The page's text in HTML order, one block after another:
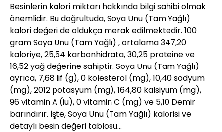
Besinlerin kalori miktarı hakkında bilgi sahibi olmak
önemlidir. Bu doğrultuda, Soya Unu (Tam Yağlı)
kalori değeri de oldukça merak edilmektedir. 100
gram Soya Unu (Tam Yağlı) , ortalama 347,20
kaloriye, 25,54 karbonhidrata, 30,25 proteine ve
16,52 yağ değerine sahiptir. Soya Unu (Tam Yağlı)
ayrıca, 7,68 lif (g), 0 kolesterol (mg), 10,40 sodyum
(mg), 2012 potasyum (mg), 164,80 kalsiyum (mg),
96 vitamin A (iu), 0 vitamin C (mg) ve 5,10 Demir
barındırır. İşte, Soya Unu (Tam Yağlı) kalorisi ve
detaylı besin değeri tablosu…